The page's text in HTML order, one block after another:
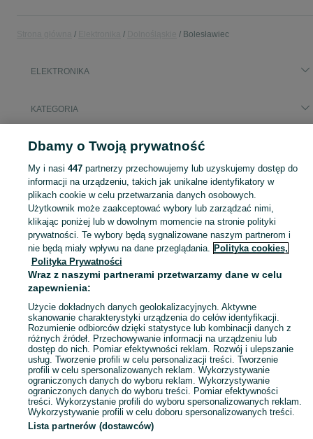
Bolesławiec
ELEKTRONIKA
KATEGORIA
Popularne wyszukiwania
Sprzedaż elektroniki Bolesławiec ▶️ szeroki wybór modeli i marek ✅ Nowe i używane oferty w atrakcyjnych cenach ☝ Sprawdź ogłoszenia online na OLX.pl!
Mapa kategorii
Mapa miejscowości
Mapa ministron
Popularne wyszukiwania
Dbamy o Twoją prywatność
My i nasi 447partnerzy przechowujemy lub uzyskujemy dostęp do
informacji na urządzeniu, takich jak unikalne identyfikatory w
plikach cookie w celu przetwarzania danych osobowych.
Użytkownik może zaakceptować wybory lub zarządzać nimi,
klikając poniżej lub w dowolnym momencie na stronie polityki
prywatności. Te wybory będą sygnalizowane naszym partnerom i
nie będą miały wpływu na dane przeglądania. Polityka cookies,
Polityka Prywatności
Wraz z naszymi partnerami przetwarzamy dane w celu
zapewnienia:
Użycie dokładnych danych geolokalizacyjnych. Aktywne
skanowanie charakterystyki urządzenia do celów identyfikacji.
Rozumienie odbiorców dzięki statystyce lub kombinacji danych z
różnych źródeł. Przechowywanie informacji na urządzeniu lub
dostęp do nich. Pomiar efektywności reklam. Rozwój i ulepszanie
usług. Tworzenie profili w celu personalizacji treści. Tworzenie
profili w celu spersonalizowanych reklam. Wykorzystywanie
ograniczonych danych do wyboru reklam. Wykorzystywanie
ograniczonych danych do wyboru treści. Pomiar efektywności
treści. Wykorzystanie profili do wyboru spersonalizowanych reklam.
Wykorzystywanie profili w celu doboru spersonalizowanych treści.
Lista partnerów (dostawców)